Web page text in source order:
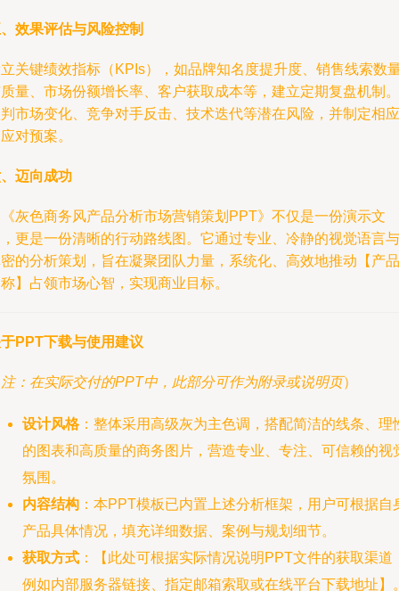
效果评估与风险控制
关键绩效指标（KPIs），如品牌知名度提升度、销售线索数
量、市场份额增长率、客户获取成本等，建立定期复盘机制。
市场变化、竞争对手反击、技术迭代等潜在风险，并制定相应
对预案。
迈向成功
灰色商务风产品分析市场营销策划PPT》不仅是一份演示文
更是一份清晰的行动路线图。它通过专业、冷静的视觉语言与
的分析策划，旨在凝聚团队力量，系统化、高效地推动【产品
】占领市场心智，实现商业目标。
PPT下载与使用建议
注：在实际交付的PPT中，此部分可作为附录或说明页）
设计风格：整体采用高级灰为主色调，搭配简洁的线条、理
的图表和高质量的商务图片，营造专业、专注、可信赖的视
氛围。
内容结构 ：本PPT模板已内置上述分析框架，用户可根据自
产品具体情况，填充详细数据、案例与规划细节。
获取方式 ：【此处可根据实际情况说明PPT文件的获取渠道
例如内部服务器链接、指定邮箱索取或在线平台下载地址】